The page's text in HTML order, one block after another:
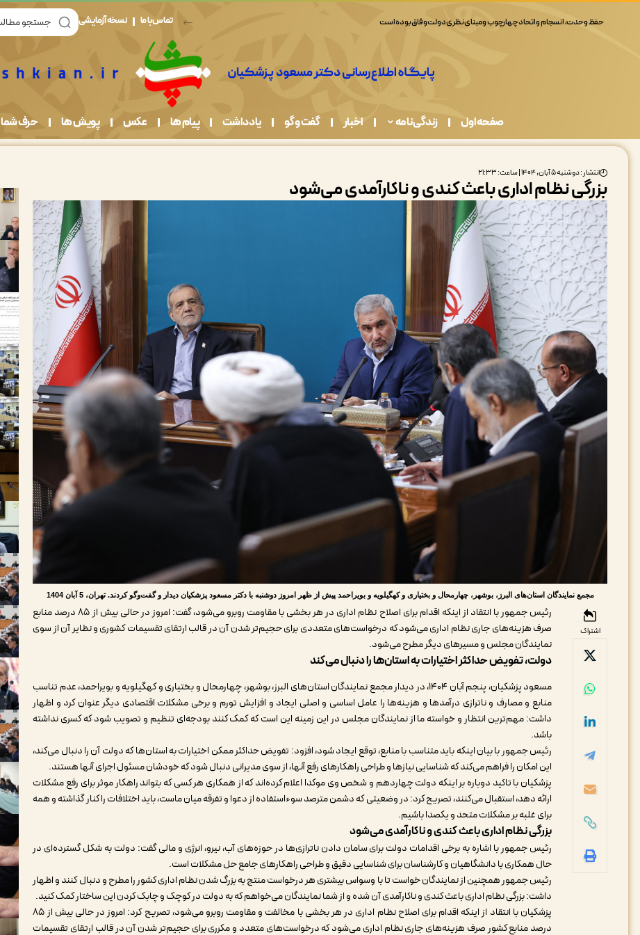
حفظ وحدت، انسجام و اتحاد چهارچوب و مبنای نظری دولت وفاق بوده است تماس با ما نسخه آزمایشی
صفحه اول زندگی نامه اخبار گفت و گو یادداشت پیام ها عکس پویش ها حرف شما
انتشار : دوشنبه ۵ آبان, ۱۴۰۴ | ساعت: ۲۱:۳۳
بزرگی نظام اداری باعث کندی و ناکارآمدی می‌شود
مجمع نمایندگان استان‌های البرز، بوشهر، چهارمحال و بختیاری و کهگیلویه و بویراحمد پیش از ظهر امروز دوشنبه با دکتر مسعود پزشکیان دیدار و گفت‌و‌گو کردند. تهران، 5 آبان 1404
اشتراک
رئیس جمهور با انتقاد از اینکه اقدام برای اصلاح نظام اداری در هر بخشی با مقاومت روبرو می‌شود، گفت: امروز در حالی بیش از ۸۵ درصد منابع
صرف هزینه‌های جاری نظام اداری می‌شود که درخواست‌های متعددی برای حجیم‌تر شدن آن در قالب ارتقای تقسیمات کشوری و نظایر آن از سوی
نمایندگان مجلس و مسیرهای دیگر مطرح می‌شود.
دولت، تفویض حداکثر اختیارات به استان‌ها را دنبال می‌کند
مسعود پزشکیان، پنجم آبان ۱۴۰۴، در دیدار مجمع نمایندگان استان‌های البرز، بوشهر، چهارمحال و بختیاری و کهگیلویه و بویراحمد، عدم تناسب
منابع و مصارف و ناترازی درآمدها و هزینه‌ها را عامل اساسی و اصلی ایجاد و افزایش تورم و برخی مشکلات اقتصادی دیگر عنوان کرد و اظهار
داشت: مهم‌ترین انتظار و خواسته ما از نمایندگان مجلس در این زمینه این است که کمک کنند بودجه‌ای تنظیم و تصویب شود که کسری نداشته
باشد.
رئیس جمهور با بیان اینکه باید متناسب با منابع، توقع ایجاد شود، افزود: تفویض حداکثر ممکن اختیارات به استان‌ها که دولت آن را دنبال می‌کند،
این امکان را فراهم می‌کند که شناسایی نیازها و طراحی راهکارهای رفع آنها، از سوی مدیرانی دنبال شود که خودشان مسئول اجرای آنها هستند.
پزشکیان با تاکید دوباره بر اینکه دولت چهاردهم و شخص وی موکدا اعلام کرده‌اند که از همکاری هر کسی که بتواند راهکار موثر برای رفع مشکلات
ارائه دهد، استقبال می‌کنند، تصریح کرد: در وضعیتی که دشمن مترصد سوءاستفاده از دعوا و تفرقه میان ماست، باید اختلافات را کنار گذاشته و همه
برای غلبه بر مشکلات متحد و یکصدا باشیم.
بزرگی نظام اداری باعث کندی و ناکارآمدی می‌شود
رئیس جمهور با اشاره به برخی اقدامات دولت برای سامان دادن ناترازی‌ها در حوزه‌های آب، نیرو، انرژی و مالی گفت: دولت به شکل گسترده‌ای در
حال همکاری با دانشگاهیان و کارشناسان برای شناسایی دقیق و طراحی راهکارهای جامع حل مشکلات است.
رئیس جمهور همچنین از نمایندگان خواست تا با وسواس بیشتری هر درخواست منتج به بزرگ شدن نظام اداری کشور را مطرح و دنبال کنند و اظهار
داشت: بزرگی نظام اداری باعث کندی و ناکارآمدی آن شده و از شما نمایندگان می‌خواهم که به دولت در کوچک و چابک کردن این ساختار کمک کنید.
پزشکیان با انتقاد از اینکه اقدام برای اصلاح نظام اداری در هر بخشی با مخالفت و مقاومت روبرو می‌شود، تصریح کرد: امروز در حالی بیش از ۸۵
درصد منابع کشور صرف هزینه‌های جاری نظام اداری می‌شود که درخواست‌های متعدد و مکرری برای حجیم‌تر شدن آن در قالب ارتقای تقسیمات